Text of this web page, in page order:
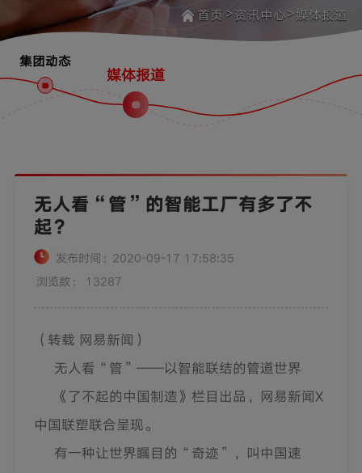
首页 >资讯中心>媒体报道
集团动态
媒体报道
无人看“管”的智能工厂有多了不
起？
发布时间：2020-09-17 17:58:35
浏览数： 13287
（转载 网易新闻）
无人看“管”——以智能联结的管道世界
《了不起的中国制造》栏目出品，网易新闻X
中国联塑联合呈现。
有一种让世界瞩目的“奇迹”，叫中国速